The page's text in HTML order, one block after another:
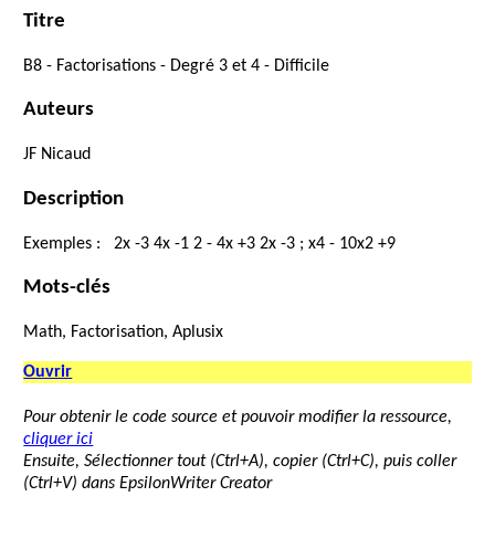
Titre
B8 - Factorisations - Degré 3 et 4 - Difficile
Auteurs
JF Nicaud
Description
Exemples : 2x -3 4x -1 2 - 4x +3 2x -3 ; x4 - 10x2 +9
Mots-clés
Math, Factorisation, Aplusix
Ouvrir
Pour obtenir le code source et pouvoir modifier la ressource,
cliquer ici
Ensuite, Sélectionner tout (Ctrl+A), copier (Ctrl+C), puis coller
(Ctrl+V) dans EpsilonWriter Creator